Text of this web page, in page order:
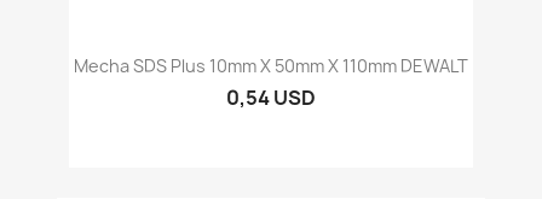
Mecha SDS Plus 10mm X 50mm X 110mm DEWALT
0,54 USD